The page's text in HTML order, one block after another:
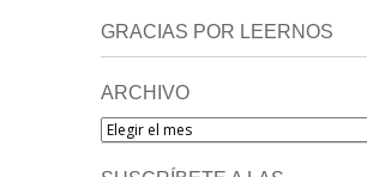
GRACIAS POR LEERNOS
ARCHIVO
Archivo